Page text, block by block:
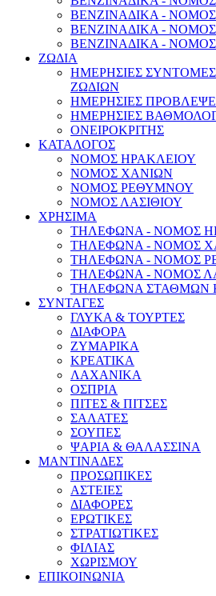
ΒΕΝΖΙΝΑΔΙΚΑ -
ΒΕΝΖΙΝΑΔΙΚΑ -
ΒΕΝΖΙΝΑΔΙΚΑ - ΝΟΜΟΣ
ΖΩΔΙΑ
ΗΜΕΡΗΣΙΕΣ
ΖΩΔΙΩΝ
ΗΜΕΡΗΣΙΕΣ
ΗΜΕΡΗΣΙΕΣ
ΟΝΕΙΡΟΚΡΙΤΗΣ
ΚΑΤΑΛΟΓΟΣ
ΝΟΜΟΣ ΗΡΑΚΛΕΙΟΥ
ΝΟΜΟΣ ΧΑΝΙΩΝ
ΝΟΜΟΣ ΡΕΘΥΜΝΟΥ
ΝΟΜΟΣ ΛΑΣΙΘΙΟΥ
ΧΡΗΣΙΜΑ
ΤΗΛΕΦΩΝΑ - ΝΟΜΟΣ
ΤΗΛΕΦΩΝΑ - ΝΟΜΟΣ
ΤΗΛΕΦΩΝΑ - ΝΟΜΟΣ
ΤΗΛΕΦΩΝΑ - ΝΟΜΟΣ
ΤΗΛΕΦΩΝΑ ΣΤΑΘΜΩΝ
ΣΥΝΤΑΓΕΣ
ΓΛΥΚΑ & ΤΟΥΡΤΕΣ
ΔΙΑΦΟΡΑ
ΖΥΜΑΡΙΚΑ
ΚΡΕΑΤΙΚΑ
ΛΑΧΑΝΙΚΑ
ΟΣΠΡΙΑ
ΠΙΤΕΣ & ΠΙΤΣΕΣ
ΣΑΛΑΤΕΣ
ΣΟΥΠΕΣ
ΨΑΡΙΑ & ΘΑΛΑΣΣΙΝΑ
ΜΑΝΤΙΝΑΔΕΣ
ΠΡΟΣΩΠΙΚΕΣ
ΑΣΤΕΙΕΣ
ΔΙΑΦΟΡΕΣ
ΕΡΩΤΙΚΕΣ
ΣΤΡΑΤΙΩΤΙΚΕΣ
ΦΙΛΙΑΣ
ΧΩΡΙΣΜΟΥ
ΕΠΙΚΟΙΝΩΝΙΑ